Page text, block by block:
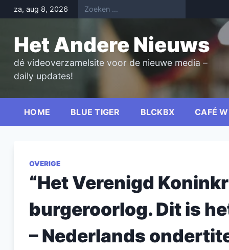
Skip
to
za, aug 8, 2026
Het Andere Nieuws
dé videoverzamelsite voor de nieuwe media –
daily updates!
HOME BLUE TIGER BLCKBX CAFÉ
OVERIGE
“Het Verenigd
burgeroorlog. Dit is
– Nederlands